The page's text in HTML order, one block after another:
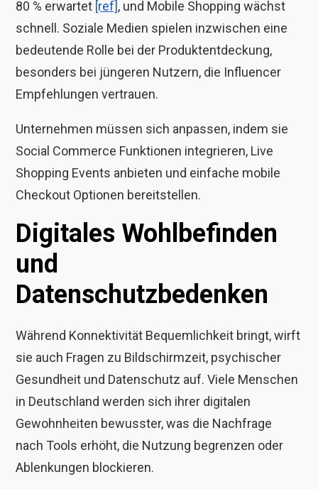
80 % erwartet [ref], und Mobile Shopping wächst
schnell. Soziale Medien spielen inzwischen eine
bedeutende Rolle bei der Produktentdeckung,
besonders bei jüngeren Nutzern, die Influencer
Empfehlungen vertrauen.
Unternehmen müssen sich anpassen, indem sie
Social Commerce Funktionen integrieren, Live
Shopping Events anbieten und einfache mobile
Checkout Optionen bereitstellen.
Digitales Wohlbefinden
und
Datenschutzbedenken
Während Konnektivität Bequemlichkeit bringt, wirft
sie auch Fragen zu Bildschirmzeit, psychischer
Gesundheit und Datenschutz auf. Viele Menschen
in Deutschland werden sich ihrer digitalen
Gewohnheiten bewusster, was die Nachfrage
nach Tools erhöht, die Nutzung begrenzen oder
Ablenkungen blockieren.